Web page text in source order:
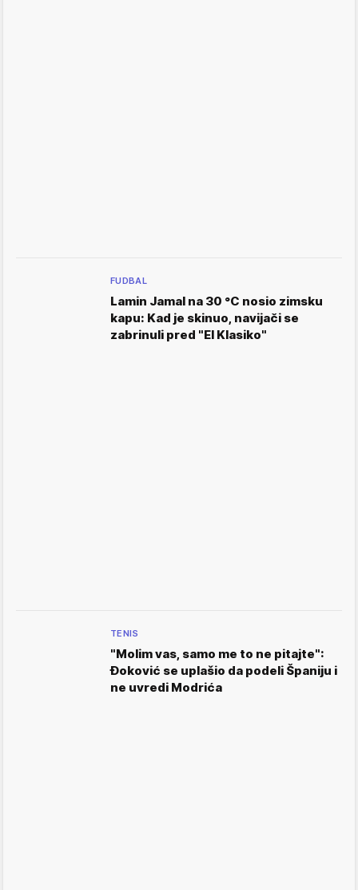
FUDBAL
Lamin Jamal na 30 °C nosio zimsku
kapu: Kad je skinuo, navijači se
zabrinuli pred "El Klasiko"
TENIS
"Molim vas, samo me to ne pitajte":
Đoković se uplašio da podeli Španiju i
ne uvredi Modrića